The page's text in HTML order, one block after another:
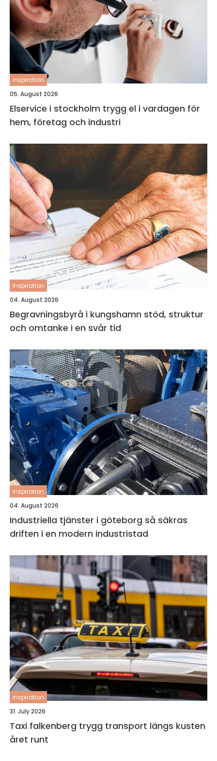
inspiration
05. August 2026
Elservice i stockholm trygg el i vardagen för
hem, företag och industri
inspiration
04. August 2026
Begravningsbyrå i kungshamn stöd, struktur
och omtanke i en svår tid
inspiration
04. August 2026
Industriella tjänster i göteborg så säkras
driften i en modern industristad
inspiration
31. July 2026
Taxi falkenberg trygg transport längs kusten
året runt